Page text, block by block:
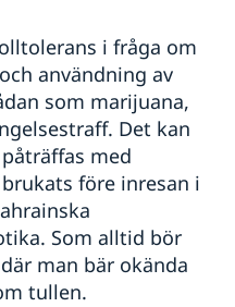
i fråga om
användning av
som marijuana,
Det kan
med
före inresan i
Som alltid bör
man bär okända
tullen.